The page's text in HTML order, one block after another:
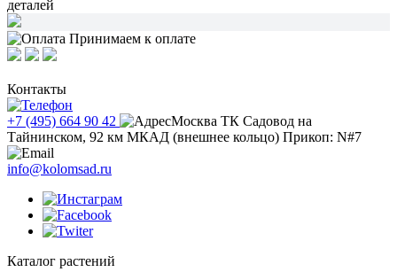
деталей
Принимаем к оплате
Контакты
+7 (495) 664 90 42
Москва ТК Садовод на
Тайнинском, 92 км МКАД (внешнее кольцо) Прикоп: N#7
info@kolomsad.ru
Каталог растений